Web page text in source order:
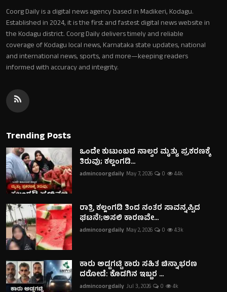
Coorg Daily is a digital news agency based in Madikeri, Kodagu.
Established in 2024, it is the first and fastest digital news website in
the Kodagu district. Coorg Daily delivers timely and reliable
coverage of Kodagu local news, Karnataka state updates, national
and international news, sports, and more—keeping readers
informed with accuracy and integrity.
Trending Posts
ಒಂದೇ ಕುಟುಂಬದ ನಾಲ್ವರ ಮೃತ್ಯು ಪ್ರಕರಣಕ್ಕೆ
ತಿರುವು; ಕಲ್ಲಂಗಡಿ...
admincoorgdaily May 7, 2026 0 4.4k
ರಾತ್ರಿ ಕಲ್ಲಂಗಡಿ ತಿಂದ ನಂತರ ಸಾವನ್ನಪ್ಪಿದ
ಘಟನೆ!;ಅಸಲಿ ಕಾರಣವೇ...
admincoorgdaily May 2, 2026 0 4.3k
ಕಾರು ಅಡ್ಡಗಟ್ಟಿ ಕಾರು ಸಹಿತ ಚಿನ್ನಾಭರಣ
ದರೋಡೆ: ಕೊಡಗಿನ ಇಬ್ಬರ ...
admincoorgdaily Jul 3, 2026 0 4k